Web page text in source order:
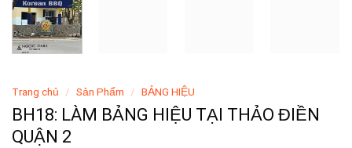
Trang chủ / Sản Phẩm / BẢNG HIỆU
BH18: LÀM BẢNG HIỆU TẠI THẢO ĐIỀN
QUẬN 2